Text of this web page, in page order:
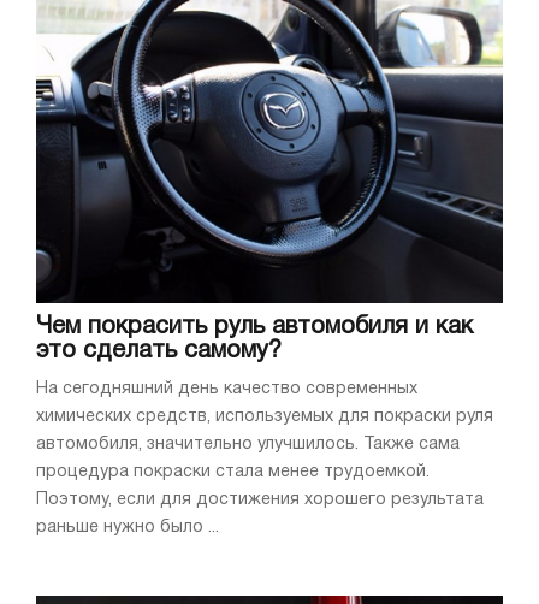
Чем покрасить руль автомобиля и как
это сделать самому?
На сегодняшний день качество современных
химических средств, используемых для покраски руля
автомобиля, значительно улучшилось. Также сама
процедура покраски стала менее трудоемкой.
Поэтому, если для достижения хорошего результата
раньше нужно было ...